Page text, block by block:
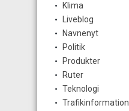
Klima
Liveblog
Navnenyt
Politik
Produkter
Ruter
Teknologi
Trafikinformation